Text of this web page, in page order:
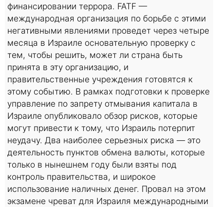
финансировании террора. FATF —
международная организация по борьбе с этими
негативными явлениями проведет через четыре
месяца в Израиле основательную проверку с
тем, чтобы решить, может ли страна быть
принята в эту организацию, и
правительственные учреждения готовятся к
этому событию. В рамках подготовки к проверке
управление по запрету отмывания капитала в
Израиле опубликовало обзор рисков, которые
могут привести к тому, что Израиль потерпит
неудачу. Два наиболее серьезных риска — это
деятельность пунктов обмена валюты, которые
только в нынешнем году были взяты под
контроль правительства, и широкое
использование наличных денег. Провал на этом
экзамене чреват для Израиля международными